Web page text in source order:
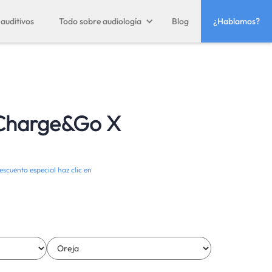
Todo sobre audiología Blog ¿Hablamos?
X
especial haz clic en